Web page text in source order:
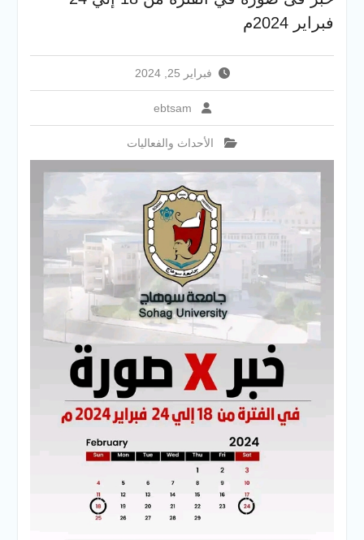
يحصد المركز الاول في الابتكار
في الاستدامة بالمسابقة
القومية Enactus Egypt 2026
فبراير 2024م
فبراير 25, 2024
ebtsam
الأحداث والفعاليات